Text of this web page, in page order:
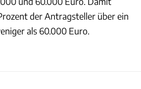
der Antragsteller über ein
als 60.000 Euro.